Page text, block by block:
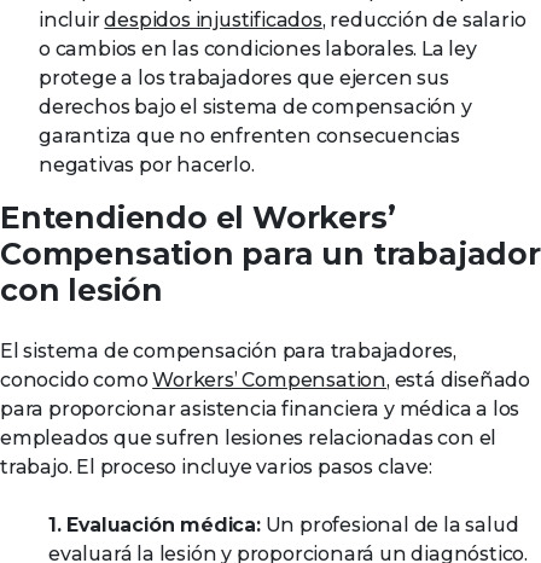
incluirdespidos injustificados, reducción de salario
o cambios en las condiciones laborales. La ley
protege a los trabajadores que ejercen sus
derechos bajo el sistema de compensación y
garantiza que no enfrenten consecuencias
negativas por hacerlo.
Entendiendo el Workers’
Compensation para un trabajador
con lesión
El sistema de compensación para trabajadores,
conocido comoWorkers’ Compensation, está diseñado
para proporcionar asistencia financiera y médica a los
empleados que sufren lesiones relacionadas con el
trabajo. El proceso incluye varios pasos clave:
1. Evaluación médica:Un profesional de la salud
evaluará la lesión y proporcionará un diagnóstico.